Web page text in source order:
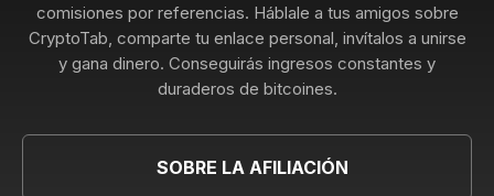
comisiones por referencias. Háblale a tus amigos sobre
CryptoTab, comparte tu enlace personal, invítalos a unirse
y gana dinero. Conseguirás ingresos constantes y
duraderos de bitcoines.
SOBRE LA AFILIACIÓN